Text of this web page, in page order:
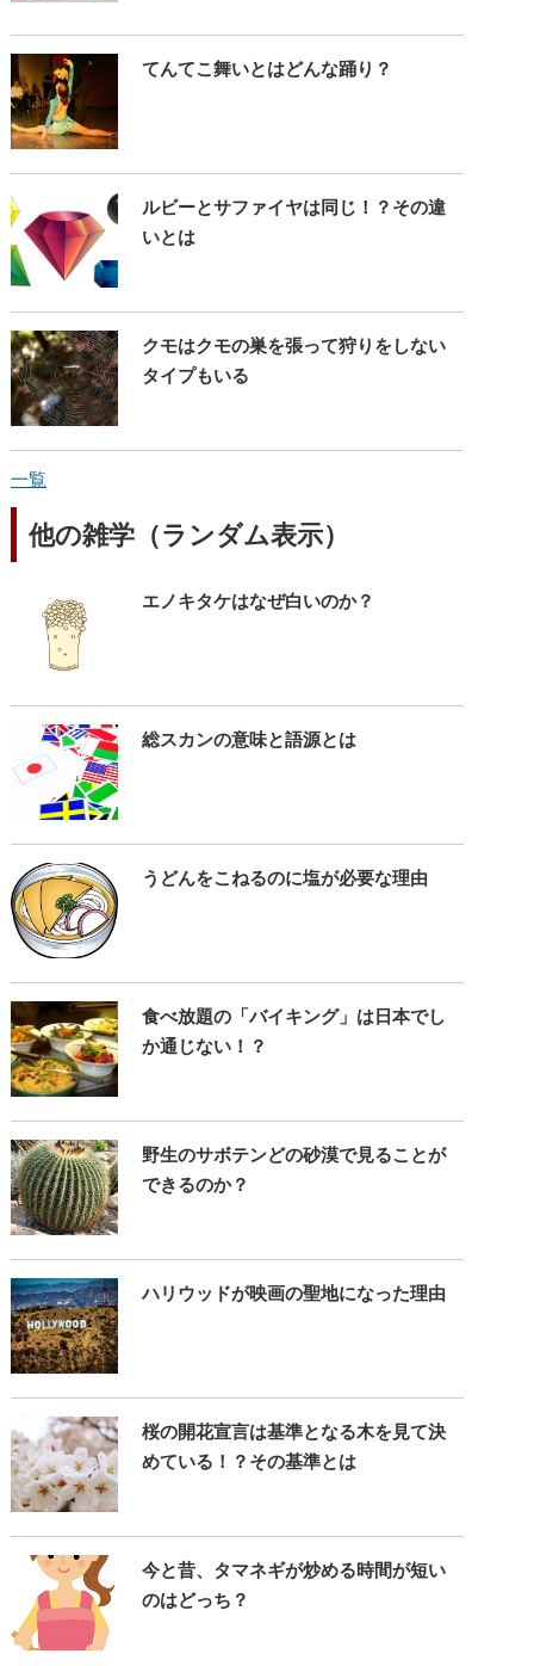
てんてこ舞いとはどんな踊り？
ルビーとサファイヤは同じ！？その違
いとは
クモはクモの巣を張って狩りをしない
タイプもいる
一覧
他の雑学（ランダム表示）
エノキタケはなぜ白いのか？
総スカンの意味と語源とは
うどんをこねるのに塩が必要な理由
食べ放題の「バイキング」は日本でし
か通じない！？
野生のサボテンどの砂漠で見ることが
できるのか？
ハリウッドが映画の聖地になった理由
桜の開花宣言は基準となる木を見て決
めている！？その基準とは
今と昔、タマネギが炒める時間が短い
のはどっち？